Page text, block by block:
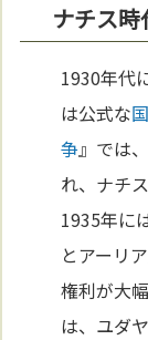
ナチス
1930年代
は公式な
争』では
れ、ナチ
1935年に
とアーリ
権利が大
は、ユダ